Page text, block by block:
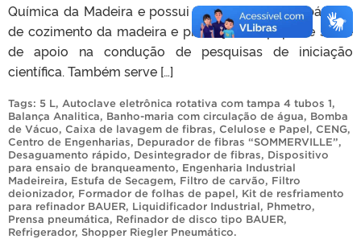
Química da Madeira e possui os equipamentos básicos
de cozimento da madeira e produção de papel, e serve
de apoio na condução de pesquisas de iniciação
científica. Também serve […]
Tags: 5 L, Autoclave eletrônica rotativa com tampa 4 tubos 1,
Balança Analitica, Banho-maria com circulação de água, Bomba
de Vácuo, Caixa de lavagem de fibras, Celulose e Papel, CENG,
Centro de Engenharias, Depurador de fibras “SOMMERVILLE”,
Desaguamento rápido, Desintegrador de fibras, Dispositivo
para ensaio de branqueamento, Engenharia Industrial
Madeireira, Estufa de Secagem, Filtro de carvão, Filtro
deionizador, Formador de folhas de papel, Kit de resfriamento
para refinador BAUER, Liquidificador Industrial, Phmetro,
Prensa pneumática, Refinador de disco tipo BAUER,
Refrigerador, Shopper Riegler Pneumático.